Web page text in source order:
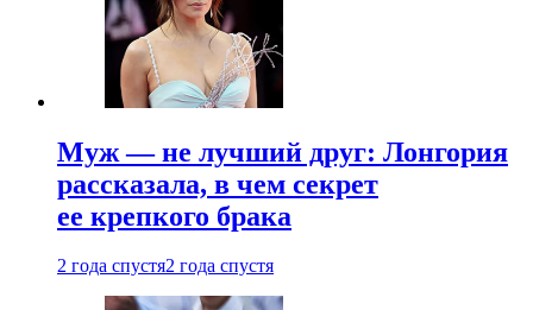
Муж — не лучший друг: Лонгория
рассказала, в чем секрет
ее крепкого брака
2 года спустя2 года спустя